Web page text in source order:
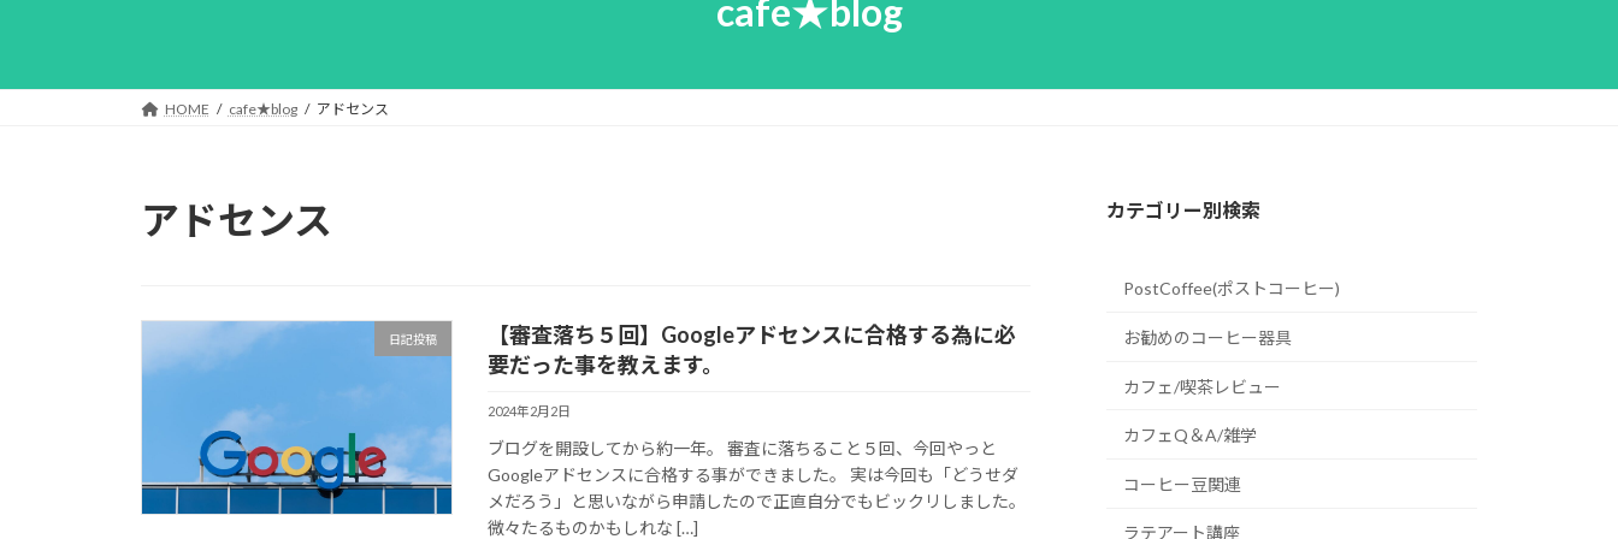
cafe★blog
HOME cafe★blog アドセンス
アドセンス
日記投稿
【審査落ち５回】Googleアドセンスに合格する為に必
要だった事を教えます。
2024年2月2日
ブログを開設してから約一年。 審査に落ちること５回、今回やっと
Googleアドセンスに合格する事ができました。 実は今回も「どうせダ
メだろう」と思いながら申請したので正直自分でもビックリしました。
微々たるものかもしれな […]
カテゴリー別検索
PostCoffee(ポストコーヒー)
お勧めのコーヒー器具
カフェ/喫茶レビュー
カフェQ＆A/雑学
コーヒー豆関連
ラテアート講座